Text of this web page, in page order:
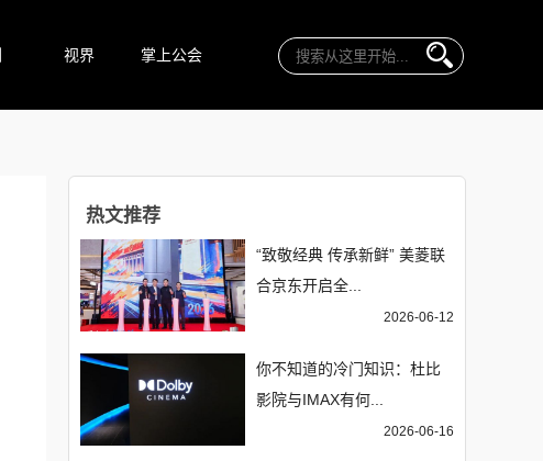
视界 掌上公会
热文推荐
“致敬经典 传承新鲜” 美菱联
合京东开启全...
2026-06-12
你不知道的冷门知识：杜比
影院与IMAX有何...
2026-06-16